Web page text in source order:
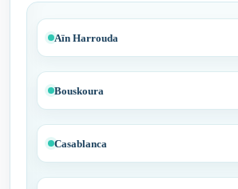
Aïn Harrouda
Bouskoura
Casablanca